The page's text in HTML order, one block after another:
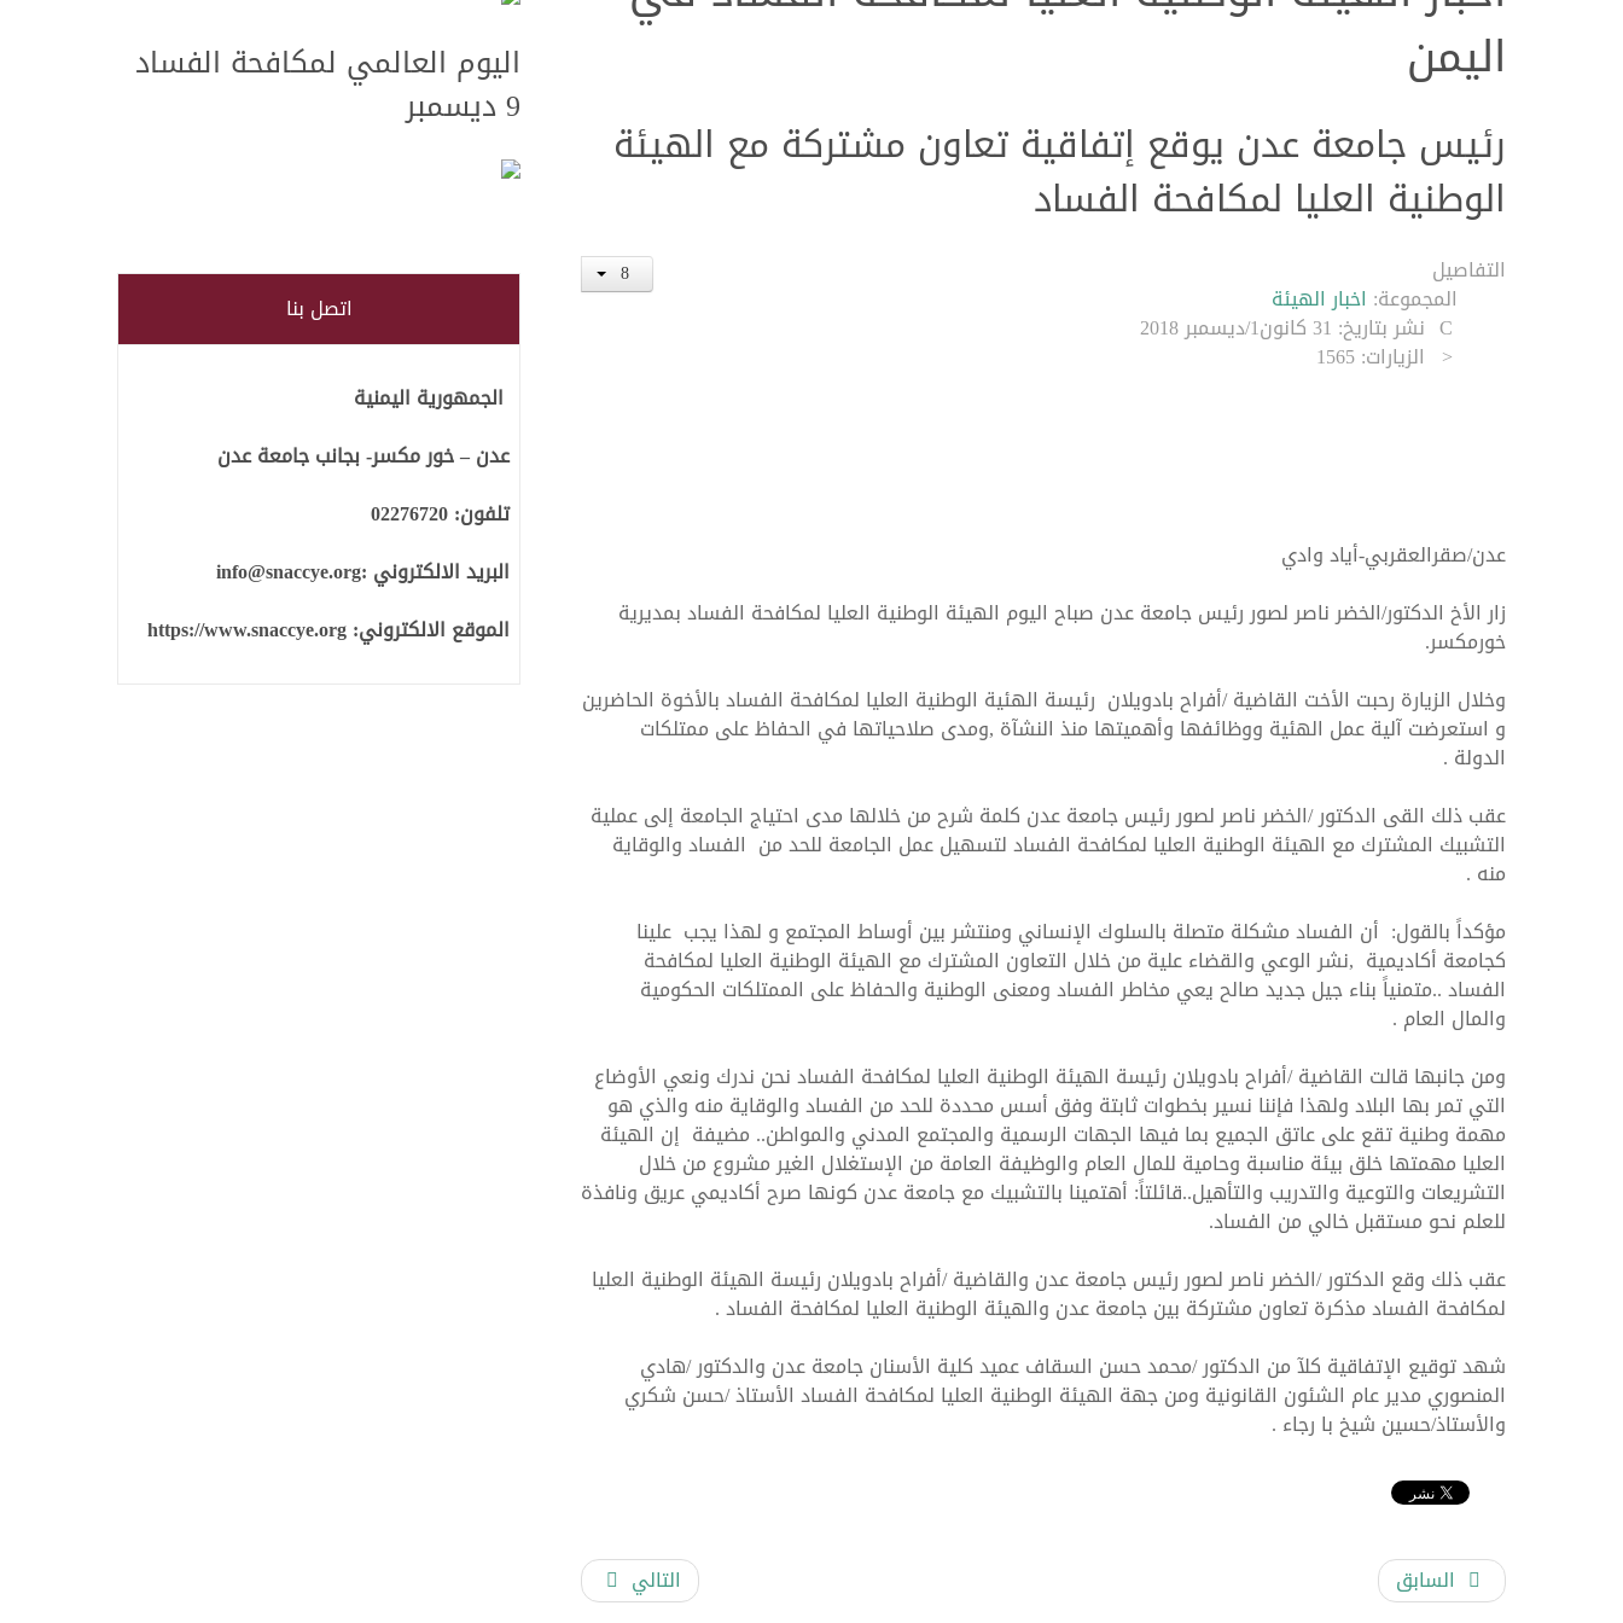
الكثيري يشدد على الدور المهم للهيئة الوطنية العُليا لمكافحة الفساد في
حماية المال العام
الهيئة الوطنية العليا لمكافحة الفساد تشارك في ورشة عمل بعنوان مكافحة
الفساد و نزاهة الاعمال
ورشة عمل حول تحصيل الموارد المالية للحكومة في ظروف الحرب.
اليمن
رئيس جامعة عدن يوقع إتفاقية تعاون مشتركة مع الهيئة
الوطنية العليا لمكافحة الفساد
التفاصيل
المجموعة: اخبار الهيئة
نشر بتاريخ: 31 كانون1/ديسمبر 2018
الزيارات: 1565
عدن/صقرالعقربي-أياد وادي
زار الأخ الدكتور/الخضر ناصر لصور رئيس جامعة عدن صباح اليوم الهيئة الوطنية العليا لمكافحة الفساد بمديرية
خورمكسر.
وخلال الزيارة رحبت الأخت القاضية /أفراح بادويلان رئيسة الهئية الوطنية العليا لمكافحة الفساد بالأخوة الحاضرين
و استعرضت آلية عمل الهئية ووظائفها وأهميتها منذ النشآة ,ومدى صلاحياتها في الحفاظ على ممتلكات
الدولة .
عقب ذلك القى الدكتور /الخضر ناصر لصور رئيس جامعة عدن كلمة شرح من خلالها مدى احتياج الجامعة إلى عملية
التشبيك المشترك مع الهيئة الوطنية العليا لمكافحة الفساد لتسهيل عمل الجامعة للحد من الفساد والوقاية
منه .
مؤكداً بالقول: أن الفساد مشكلة متصلة بالسلوك الإنساني ومنتشر بين أوساط المجتمع و لهذا يجب علينا
كجامعة أكاديمية ,نشر الوعي والقضاء علية من خلال التعاون المشترك مع الهيئة الوطنية العليا لمكافحة
الفساد ..متمنياً بناء جيل جديد صالح يعي مخاطر الفساد ومعنى الوطنية والحفاظ على الممتلكات الحكومية
والمال العام .
ومن جانبها قالت القاضية /أفراح بادويلان رئيسة الهيئة الوطنية العليا لمكافحة الفساد نحن ندرك ونعي الأوضاع
التي تمر بها البلاد ولهذا فإننا نسير بخطوات ثابتة وفق أسس محددة للحد من الفساد والوقاية منه والذي هو
مهمة وطنية تقع على عاتق الجميع بما فيها الجهات الرسمية والمجتمع المدني والمواطن.. مضيفة إن الهيئة
العليا مهمتها خلق بيئة مناسبة وحامية للمال العام والوظيفة العامة من الإستغلال الغير مشروع من خلال
التشريعات والتوعية والتدريب والتأهيل..قائلتاً: أهتمينا بالتشبيك مع جامعة عدن كونها صرح أكاديمي عريق ونافذة
للعلم نحو مستقبل خالي من الفساد.
عقب ذلك وقع الدكتور /الخضر ناصر لصور رئيس جامعة عدن والقاضية /أفراح بادويلان رئيسة الهيئة الوطنية العليا
لمكافحة الفساد مذكرة تعاون مشتركة بين جامعة عدن والهيئة الوطنية العليا لمكافحة الفساد .
شهد توقيع الإتفاقية كلآ من الدكتور /محمد حسن السقاف عميد كلية الأسنان جامعة عدن والدكتور /هادي
المنصوري مدير عام الشئون القانونية ومن جهة الهيئة الوطنية العليا لمكافحة الفساد الأستاذ /حسن شكري
والأستاذ/حسين شيخ با رجاء .
السابق التالي
اليوم العالمي لمكافحة الفساد
9 ديسمبر
اتصل بنا
الجمهورية اليمنية
عدن – خور مكسر- بجانب جامعة عدن
تلفون:02276720
البريد الالكتروني :info@snaccye.org
الموقع الالكتروني:https://www.snaccye.org